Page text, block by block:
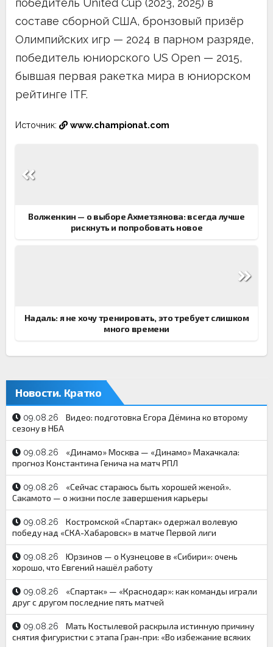
победитель United Cup (2023, 2025) в
составе сборной США, бронзовый призёр
Олимпийских игр — 2024 в парном разряде,
победитель юниорского US Open — 2015,
бывшая первая ракетка мира в юниорском
рейтинге ITF.
Источник: www.championat.com
по
Волженкин — о выборе Ахметзянова: всегда лучше
рискнуть и попробовать новое
Надаль: я не хочу тренировать, это требует слишком
много времени
Новости. Кратко
09.08.26
Видео: подготовка Егора Дёмина ко второму
сезону в НБА
09.08.26
«Динамо» Москва — «Динамо» Махачкала:
прогноз Константина Генича на матч РПЛ
09.08.26
«Сейчас стараюсь быть хорошей женой».
Сакамото — о жизни после завершения карьеры
09.08.26
Костромской «Спартак» одержал волевую
победу над «СКА-Хабаровск» в матче Первой лиги
09.08.26
Юрзинов — о Кузнецове в «Сибири»: очень
хорошо, что Евгений нашёл работу
09.08.26
«Спартак» — «Краснодар»: как команды играли
друг с другом последние пять матчей
09.08.26
Мать Костылевой раскрыла истинную причину
снятия фигуристки с этапа Гран-при: «Во избежание всяких